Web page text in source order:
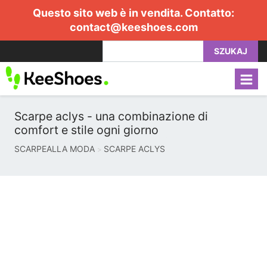
Questo sito web è in vendita. Contatto:
contact@keeshoes.com
SZUKAJ
Scarpe aclys - una combinazione di
comfort e stile ogni giorno
SCARPEALLA MODA SCARPE ACLYS